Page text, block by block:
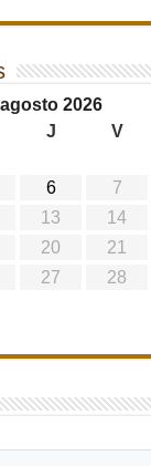
agosto 2026
J V
6 7
13 14
20 21
27 28